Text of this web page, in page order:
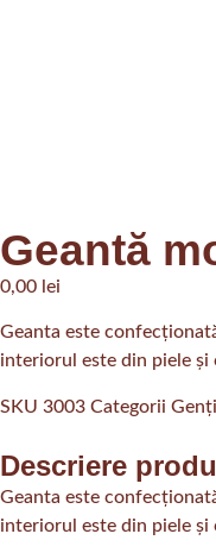
Geantă
0,00 lei
Geanta este
interiorul este din piele și
SKU 3003 Categorii Genți
Descriere
Geanta este
interiorul este din piele și